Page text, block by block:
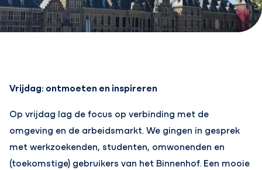
Vrijdag: ontmoeten en inspireren
Op vrijdag lag de focus op verbinding met de
omgeving en de arbeidsmarkt. We gingen in gesprek
met werkzoekenden, studenten, omwonenden en
(toekomstige) gebruikers van het Binnenhof. Een mooie